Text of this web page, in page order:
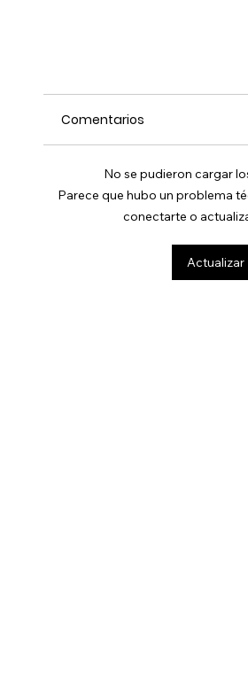
Comentarios
No se pudieron cargar
Parece que hubo un problema
conectarte o
Actualizar